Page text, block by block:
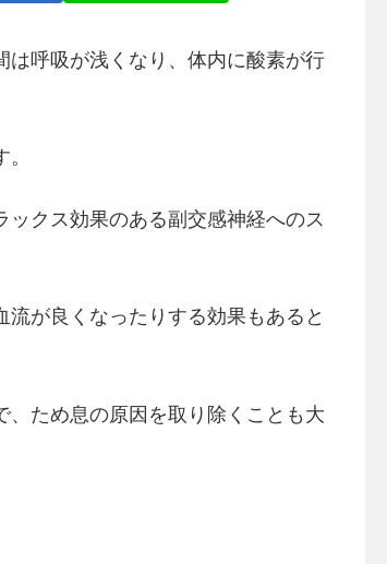
は呼吸が浅くなり、体内に酸素が行
クス効果のある副交感神経へのス
が良くなったりする効果もあると
、ため息の原因を取り除くことも大